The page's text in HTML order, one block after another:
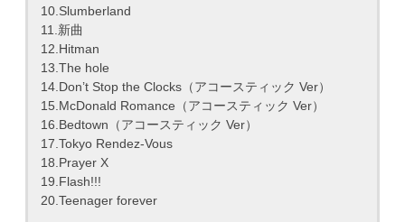
10.Slumberland
11.新曲
12.Hitman
13.The hole
14.Don’t Stop the Clocks（アコースティック Ver）
15.McDonald Romance（アコースティック Ver）
16.Bedtown（アコースティック Ver）
17.Tokyo Rendez-Vous
18.Prayer X
19.Flash!!!
20.Teenager forever